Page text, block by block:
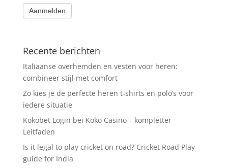
Aanmelden
Recente berichten
Italiaanse overhemden en vesten voor heren:
combineer stijl met comfort
Zo kies je de perfecte heren t-shirts en polo’s voor
iedere situatie
Kokobet Login bei Koko Casino – kompletter
Leitfaden
Is it legal to play cricket on road? Cricket Road Play
guide for India